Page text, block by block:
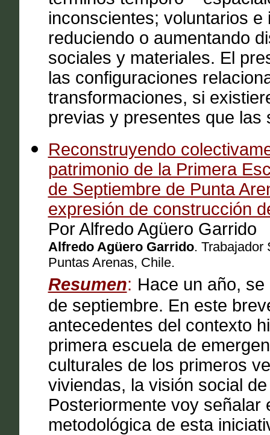
inconscientes; voluntarios
reduciendo o aumentando
sociales y materiales. El
las configuraciones
transformaciones, si
previas y presentes que las
Reconstruyendo
patrimonio de la Primera
de Septiembre de Punta
expresión de construcción
Por Alfredo Agüero Garrido
Alfredo Agüero Garrido. Trabajador
Puntas Arenas, Chile.
Resumen: Hace un año,
de septiembre. En este
antecedentes del contexto
primera escuela de
culturales de los primeros
viviendas, la visión social
Posteriormente voy señalar
metodológica de esta